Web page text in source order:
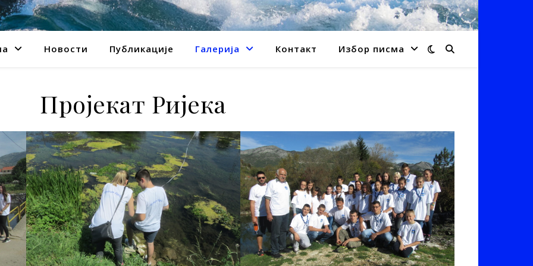
Новости Публикације Галерија Контакт Избор писма
Пројекат Ријека